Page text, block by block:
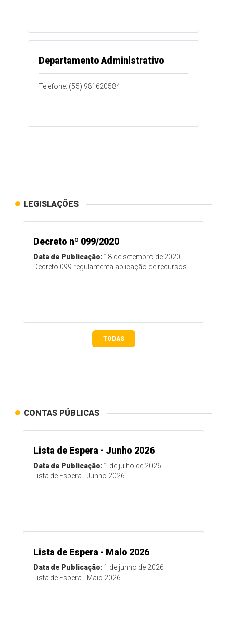
Departamento Administrativo
Telefone: (55) 981620584
LEGISLAÇÕES
Decreto nº 099/2020
Data de Publicação: 18 de setembro de 2020
Decreto 099 regulamenta aplicação de recursos
TODAS
CONTAS PÚBLICAS
Lista de Espera - Junho 2026
Data de Publicação: 1 de julho de 2026
Lista de Espera - Junho 2026
Lista de Espera - Maio 2026
Data de Publicação: 1 de junho de 2026
Lista de Espera - Maio 2026